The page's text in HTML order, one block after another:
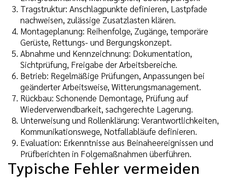
Tragstruktur: Anschlagpunkte definieren, Lastpfade
nachweisen, zulässige Zusatzlasten klären.
Montageplanung: Reihenfolge, Zugänge, temporäre
Gerüste, Rettungs- und Bergungskonzept.
Abnahme und Kennzeichnung: Dokumentation,
Sichtprüfung, Freigabe der Arbeitsbereiche.
Betrieb: Regelmäßige Prüfungen, Anpassungen bei
geänderter Arbeitsweise, Witterungsmanagement.
Rückbau: Schonende Demontage, Prüfung auf
Wiederverwendbarkeit, sachgerechte Lagerung.
Unterweisung und Rollenklärung: Verantwortlichkeiten,
Kommunikationswege, Notfallabläufe definieren.
Evaluation: Erkenntnisse aus Beinaheereignissen und
Prüfberichten in Folgemaßnahmen überführen.
Typische Fehler vermeiden